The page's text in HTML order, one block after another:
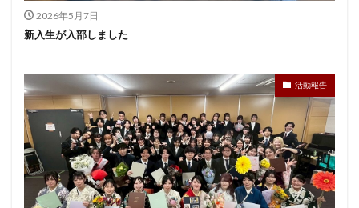
2026年5月7日
新入生が入部しました
活動報告